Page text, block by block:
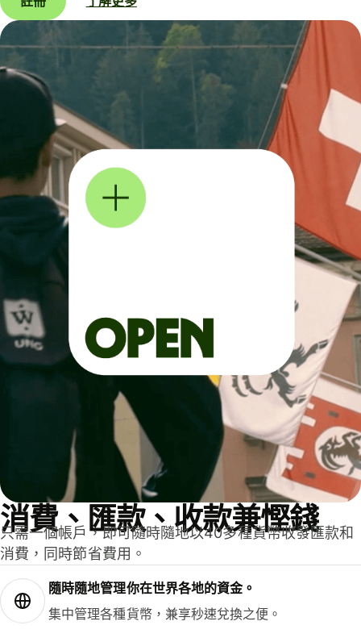
消費、匯款、收款兼慳錢
只需一個帳戶，即可隨時隨地以40多種貨幣收發匯款和
消費，同時節省費用。
隨時隨地管理你在世界各地的資金。
集中管理各種貨幣，兼享秒速兌換之便。